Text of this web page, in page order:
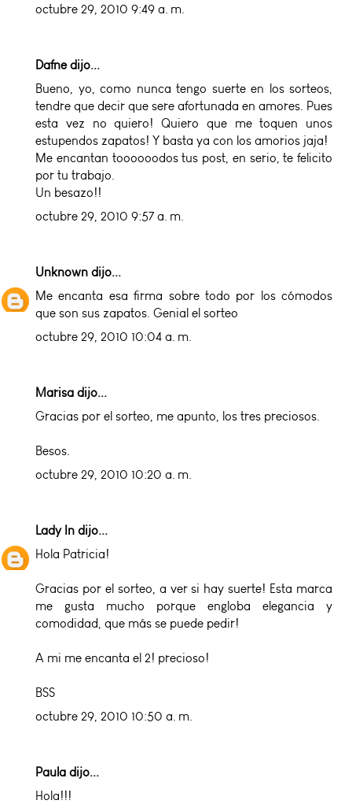
octubre 29, 2010 9:49 a. m.
Dafne dijo...
Bueno, yo, como nunca tengo suerte en los sorteos,
tendre que decir que sere afortunada en amores. Pues
esta vez no quiero! Quiero que me toquen unos
estupendos zapatos! Y basta ya con los amorios jaja!
Me encantan toooooodos tus post, en serio, te felicito
por tu trabajo.
Un besazo!!
octubre 29, 2010 9:57 a. m.
Unknown dijo...
Me encanta esa firma sobre todo por los cómodos
que son sus zapatos. Genial el sorteo
octubre 29, 2010 10:04 a. m.
Marisa dijo...
Gracias por el sorteo, me apunto, los tres preciosos.
Besos.
octubre 29, 2010 10:20 a. m.
Lady In dijo...
Hola Patricia!
Gracias por el sorteo, a ver si hay suerte! Esta marca
me gusta mucho porque engloba elegancia y
comodidad, que más se puede pedir!
A mi me encanta el 2! precioso!
BSS
octubre 29, 2010 10:50 a. m.
Paula dijo...
Hola!!!